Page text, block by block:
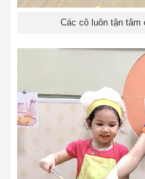
Các cô luôn tận tâm